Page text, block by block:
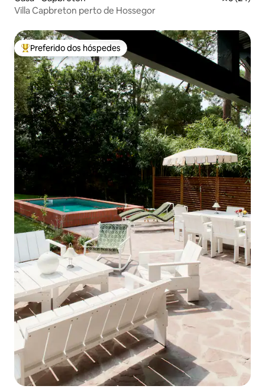
Villa Capbreton perto de Hossegor
Entre os melhores preferidos dos hóspedes
Preferido dos hóspedes